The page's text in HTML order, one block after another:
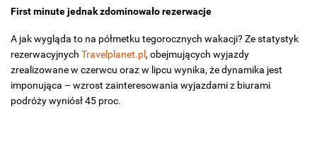
First minute jednak zdominowało rezerwacje
A jak wygląda to na półmetku tegorocznych wakacji? Ze statystyk
rezerwacyjnych Travelplanet.pl, obejmujących wyjazdy
zrealizowane w czerwcu oraz w lipcu wynika, że dynamika jest
imponująca – wzrost zainteresowania wyjazdami z biurami
podróży wyniósł 45 proc.